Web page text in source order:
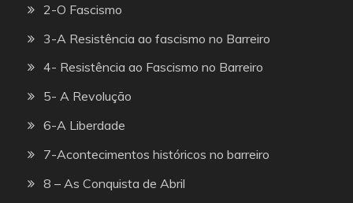
2-O Fascismo
3-A Resistência ao fascismo no Barreiro
4- Resistência ao Fascismo no Barreiro
5- A Revolução
6-A Liberdade
7-Acontecimentos históricos no barreiro
8 – As Conquista de Abril